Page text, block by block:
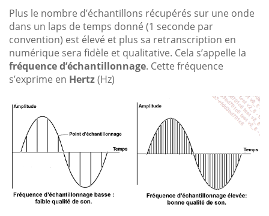
Plus le nombre d’échantillons récupérés sur une onde
dans un laps de temps donné (1 seconde par
convention) est élevé et plus sa retranscription en
numérique sera fidèle et qualitative. Cela s’appelle la
fréquence d’échantillonnage. Cette fréquence
s’exprime en Hertz(Hz)